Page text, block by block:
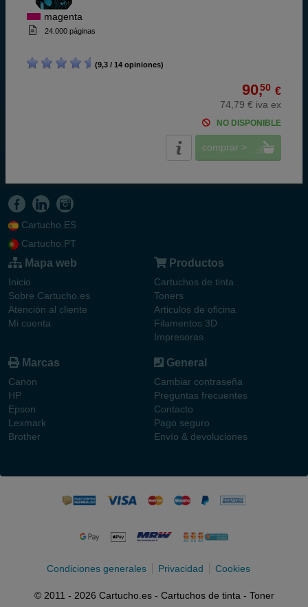
magenta
24.000 páginas
(9,3 / 14 opiniones)
90,50 €
74,79 € iva ex
NO DISPONIBLE
comprar >
Cartucho.ES
Cartucho.PT
Mapa web
Inicio
Sobre Cartucho.es
Atención al cliente
Mi cuenta
Productos
Cartuchos de tinta
Toners
Articulos de oficina
Filamentos 3D
Impresoras
Marcas
Canon
HP
Epson
Lexmark
Brother
General
Cambiar contraseña
Preguntas frecuentes
Contacto
Pago seguro
Envío & devoluciones
Condiciones generales Privacidad Cookies
© 2011 - 2026 Cartucho.es - Cartuchos de tinta - Toner